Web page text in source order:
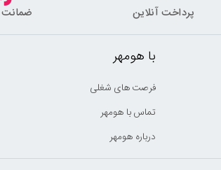
پرداخت آنلاین ضمانت
با هومهر
فرصت های شغلی
تماس با هومهر
درباره هومهر